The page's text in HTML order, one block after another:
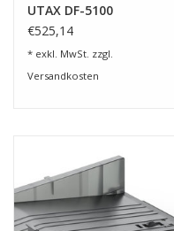
UTAX DF-5100
€525,14
* exkl. MwSt. zzgl.
Versandkosten